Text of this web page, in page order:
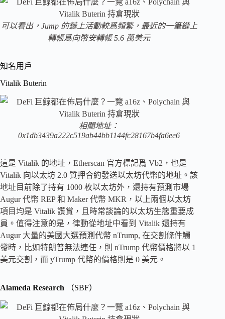
可以看出，Jump 的鏈上活動較爲頻繁，最近的一筆鏈上
轉帳爲向幣安轉帳 5.6 萬美元
知名用戶
Vitalik Buterin
相關地址：
0x1db3439a222c519ab44bb1144fc28167b4fa6ee6
這是 Vitalik 的地址，Etherscan 官方標記爲 Vb2，也是
Vitalik 向以太坊 2.0 質押合約發送以太坊代幣的地址。該
地址目前除了持有 1000 枚以太坊外，還持有預測市場
Augur 代幣 REP 和 Maker 代幣 MKR，以上兩個以太坊
項目均是 Vitalik 讚賞，且時常談論的以太坊生態重要成
員。值得注意的是，律動從地址中看到 Vitalik 還持有
Augur 大量的美國大選預測代幣 nTrump, 在交割條件觸
發時，比如特朗普無法連任，則 nTrump 代幣價格將以 1
美元交割，而 yTrump 代幣的價格則是 0 美元。
Alameda Research （SBF）